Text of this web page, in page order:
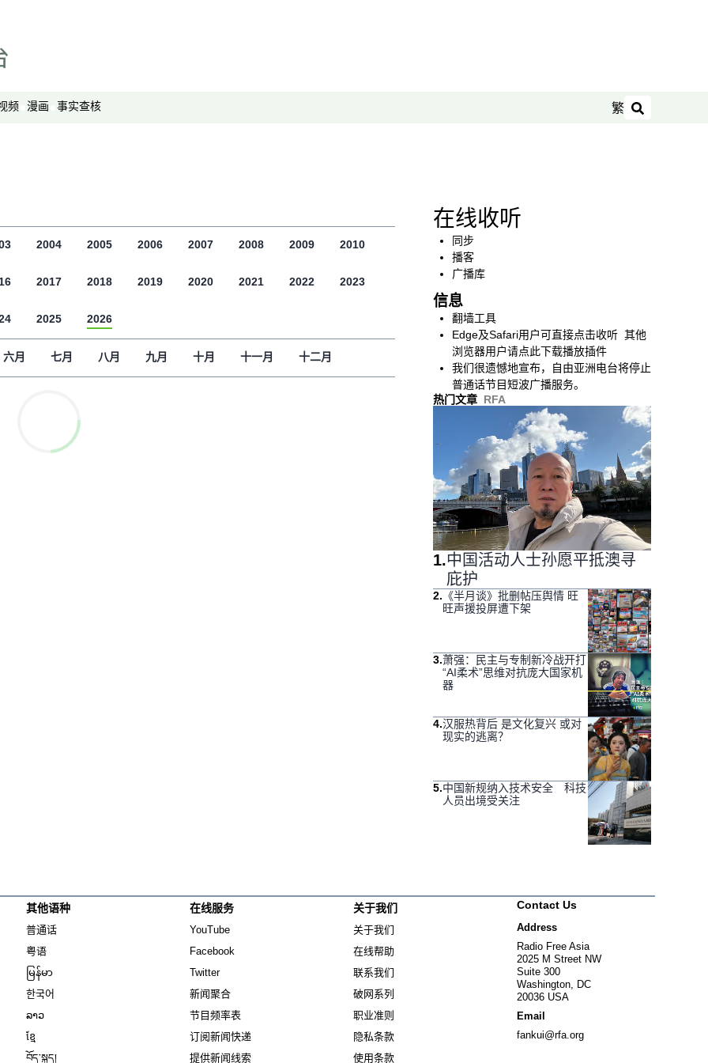
频 漫画 事实查核 繁
搜索
报导者时间
纵横大历史
解读新疆
2004 2005 2006 2007 2008 2009 2010
2017 2018 2019 2020 2021 2022 2023
2025 2026
六月 七月 八月 九月 十月 十一月 十二月
在线收听
同步
播客
广播库
信息
翻墙工具
Edge及Safari用户可直接点击收听 其他
浏览器用户请点此下载播放插件
我们很遗憾地宣布，自由亚洲电台将停止
普通话节目短波广播服务。
热门文章 RFA
1.中国活动人士孙愿平抵澳寻
庇护
2. 《半月谈》批删帖压舆情 旺
旺声援投屏遭下架
3.萧强：民主与专制新冷战开打
“AI柔术”思维对抗庞大国家机
器
4.汉服热背后 是文化复兴 或对
现实的逃离？
5.中国新规纳入技术安全 科技
人员出境受关注
其他语种
普通话
粤语
မြန်မာ
한국어
ລາວ
ខ្មែ
བོད་སྐད།
在线服务
YouTube
Facebook
Twitter
新闻聚合
节目频率表
订阅新闻快递
提供新闻线索
关于我们
关于我们
在线帮助
联系我们
破网系列
职业准则
隐私条款
使用条款
Contact Us
Address
Radio Free Asia
2025 M Street NW
Suite 300
Washington, DC
20036 USA
Email
fankui@rfa.org